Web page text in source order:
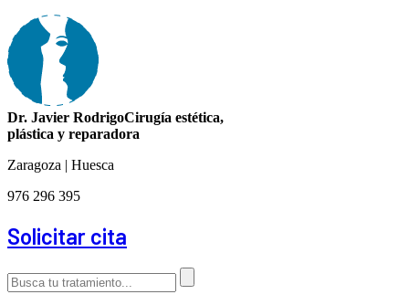
Dr. Javier RodrigoCirugía estética,
plástica y reparadora
Zaragoza | Huesca
976 296 395
Solicitar cita